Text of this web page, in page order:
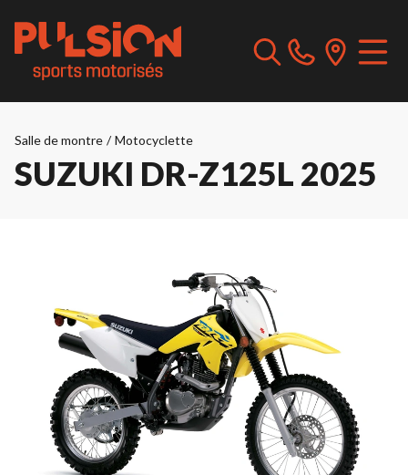
Salle de montre / Motocyclette
SUZUKI DR-Z125L 2025